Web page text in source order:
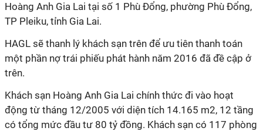
Hoàng Anh Gia Lai tại số 1 Phù Đổng, phường Phù Đổng,
TP Pleiku, tỉnh Gia Lai.
HAGL sẽ thanh lý khách sạn trên để ưu tiên thanh toán
một phần nợ trái phiếu phát hành năm 2016 đã đề cập ở
trên.
Khách sạn Hoàng Anh Gia Lai chính thức đi vào hoạt
động từ tháng 12/2005 với diện tích 14.165 m2, 12 tầng
có tổng mức đầu tư 80 tỷ đồng. Khách sạn có 117 phòng